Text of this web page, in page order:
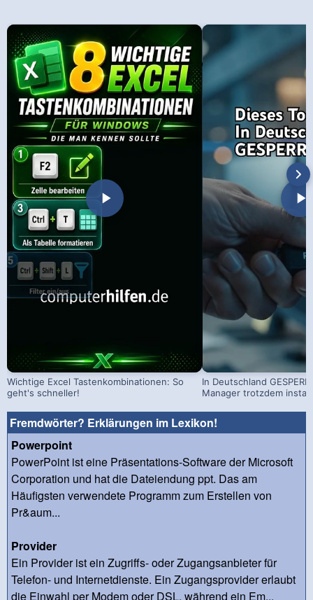
Wichtige Excel Tastenkombinationen: So
geht's schneller!
In Deutschland
Manager trotzdem
Fremdwörter? Erklärungen im Lexikon!
Powerpoint
PowerPoint ist eine Präsentations-Software der Microsoft
Corporation und hat die Dateiendung ppt. Das am
Häufigsten verwendete Programm zum Erstellen von
Pr&aum...
Provider
Ein Provider ist ein Zugriffs- oder Zugangsanbieter für
Telefon- und Internetdienste. Ein Zugangsprovider erlaubt
die Einwahl per Modem oder DSL, während ein Em...